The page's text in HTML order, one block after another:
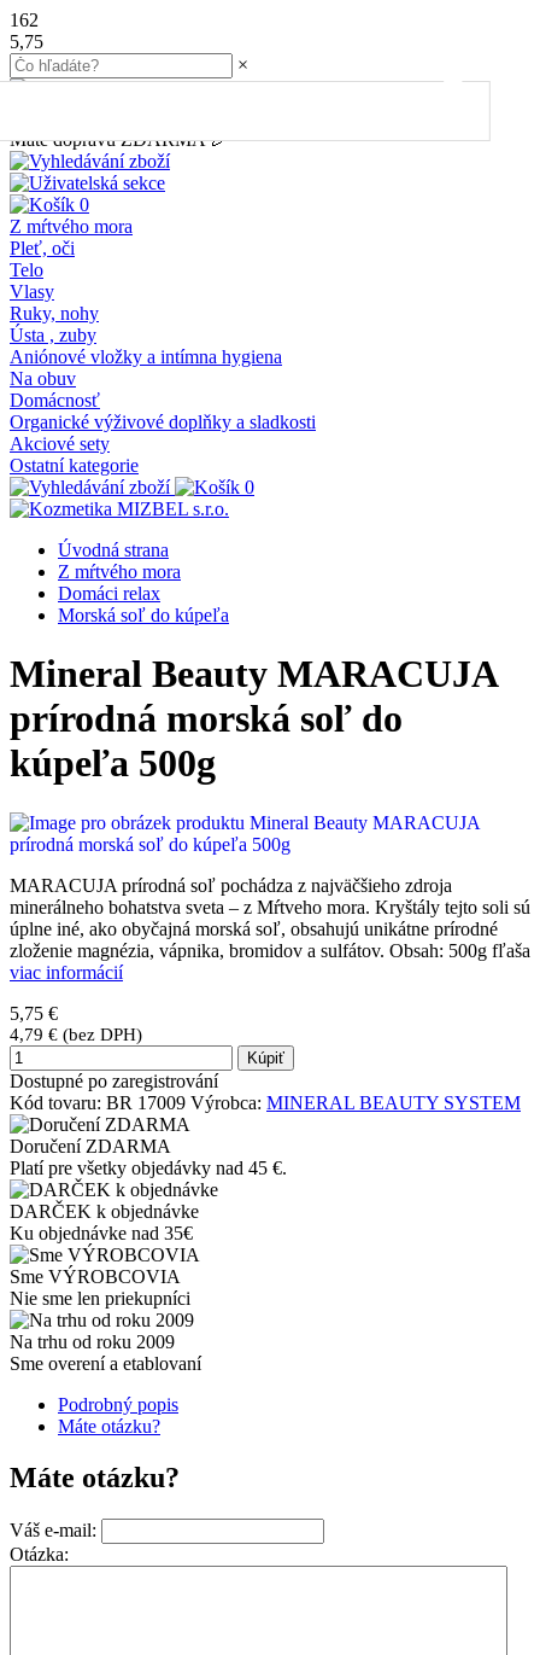
162
5,75
×
Máte dopravu ZDARMA 🎉
0
Z mŕtvého mora
Pleť, oči
Telo
Vlasy
Ruky, nohy
Ústa , zuby
Aniónové vložky a intímna hygiena
Na obuv
Domácnosť
Organické výživové doplňky a sladkosti
Akciové sety
Ostatní kategorie
0
Úvodná strana
Z mŕtvého mora
Domáci relax
Morská soľ do kúpeľa
Mineral Beauty MARACUJA
prírodná morská soľ do
kúpeľa 500g
MARACUJA prírodná soľ pochádza z najväčšieho zdroja
minerálneho bohatstva sveta – z Mŕtveho mora. Kryštály tejto soli sú
úplne iné, ako obyčajná morská soľ, obsahujú unikátne prírodné
zloženie magnézia, vápnika, bromidov a sulfátov. Obsah: 500g fľaša
viac informácií
5,75 €
4,79 € (bez DPH)
Kúpiť
Dostupné po zaregistrování
Kód tovaru: BR 17009 Výrobca: MINERAL BEAUTY SYSTEM
Doručení ZDARMA
Platí pre všetky objedávky nad 45 €.
DARČEK k objednávke
Ku objednávke nad 35€
Sme VÝROBCOVIA
Nie sme len priekupníci
Na trhu od roku 2009
Sme overení a etablovaní
Podrobný popis
Máte otázku?
Máte otázku?
Váš e-mail:
Otázka: